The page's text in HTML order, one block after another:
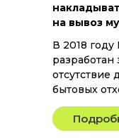
на вывоз
В 2018
разработан
отсутствие
бытовых